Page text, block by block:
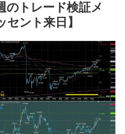
のトレード検証メ
ント来日】